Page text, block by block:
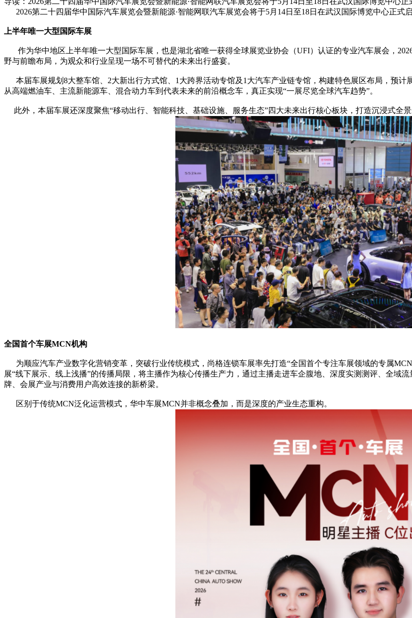
2026第二十四届华中国际汽车展览会暨新能源·智能网联汽车展览会将于5月14日至18日在武汉国际博览中心正式启
上半年唯一大型国际车展
作为华中地区上半年唯一大型国际车展，也是湖北省唯一获得全球展览业协会（UFI）认证的专业汽车展会，
野与前瞻布局，为观众和行业呈现一场不可替代的未来出行盛宴。
本届车展规划8大整车馆、2大新出行方式馆、1大跨界活动专馆及1大汽车产业链专馆，构建特色展区布局，预计
从高端燃油车、主流新能源车、混合动力车到代表未来的前沿概念车，真正实现“一展尽览全球汽车趋势”。
此外，本届车展还深度聚焦“移动出行、智能科技、基础设施、服务生态”四大未来出行核心板块，打造沉浸式全景
全国首个车展MCN机构
为顺应汽车产业数字化营销变革，突破行业传统模式，尚格连锁车展率先打造“全国首个专注车展领域的专属
展“线下展示、线上浅播”的传播局限，将主播作为核心传播生产力，通过主播走进车企腹地、深度实测测评、全域
牌、会展产业与消费用户高效连接的新桥梁。
区别于传统MCN泛化运营模式，华中车展MCN并非概念叠加，而是深度的产业生态重构。